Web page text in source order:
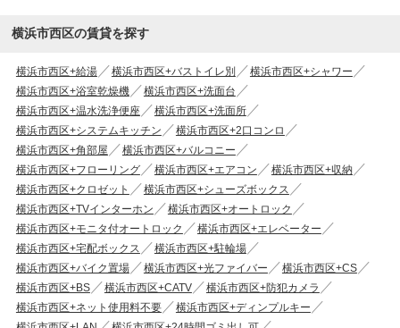
横浜市西区の賃貸を探す
横浜市西区+給湯 横浜市西区+バストイレ別
横浜市西区+シャワー
横浜市西区+浴室乾燥機
横浜市西区+洗面台
横浜市西区+温水洗浄便座
横浜市西区+洗面所
横浜市西区+システムキッチン
横浜市西区+2口コンロ
横浜市西区+角部屋
横浜市西区+バルコニー
横浜市西区+フローリング
横浜市西区+エアコン
横浜市西区+収納
横浜市西区+クロゼット
横浜市西区+シューズボックス
横浜市西区+TVインターホン
横浜市西区+オートロック
横浜市西区+モニタ付オートロック
横浜市西区+エレベーター
横浜市西区+宅配ボックス
横浜市西区+駐輪場
横浜市西区+バイク置場
横浜市西区+光ファイバー
横浜市西区+CS
横浜市西区+BS
横浜市西区+CATV
横浜市西区+防犯カメラ
横浜市西区+ネット使用料不要
横浜市西区+ディンプルキー